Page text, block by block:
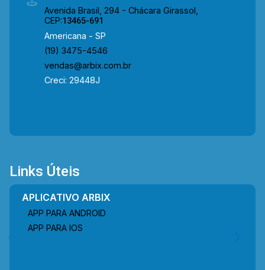
Arbix Imóveis e agende a sua visita!! WhatsApp
Avenida Brasil, 294 - Chácara Girassol,
CEP:13465-691
Americana - SP
(19) 3475-4546
vendas@arbix.com.br
Creci: 29448J
Links Úteis
APLICATIVO ARBIX
APP PARA ANDROID
APP PARA IOS